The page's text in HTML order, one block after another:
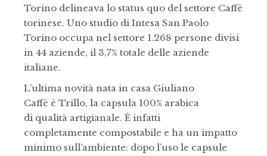
Torino delineava lo status quo del settore Caffè
torinese. Uno studio di Intesa San Paolo
Torino occupa nel settore 1.268 persone divisi
in 44 aziende, il 3,7% totale delle aziende
italiane.
L’ultima novità nata in casa Giuliano
Caffè è Trillo, la capsula 100% arabica
di qualità artigianale. È infatti
completamente compostabile e ha un impatto
minimo sull’ambiente: dopo l’uso le capsule